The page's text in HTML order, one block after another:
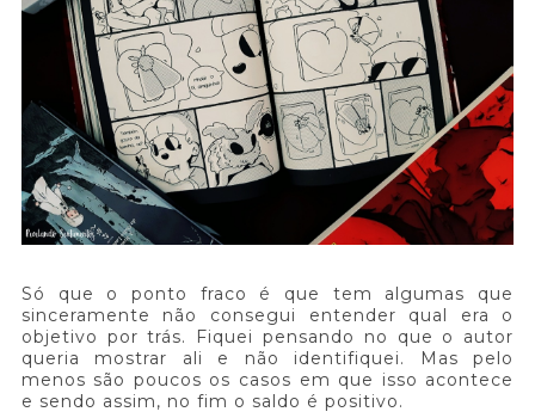
Só que o ponto fraco é que tem algumas que
sinceramente não consegui entender qual era o
objetivo por trás. Fiquei pensando no que o autor
queria mostrar ali e não identifiquei. Mas pelo
menos são poucos os casos em que isso acontece
e sendo assim, no fim o saldo é positivo.